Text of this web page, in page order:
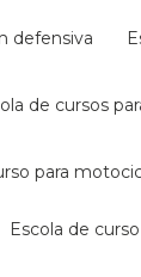
defensiva
de cursos
para
escola de